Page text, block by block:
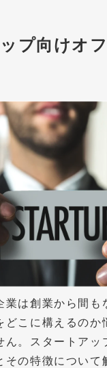
プ向けオ
業は創業から間も
どこに構えるのか
ん。スタートアッ
その特徴について